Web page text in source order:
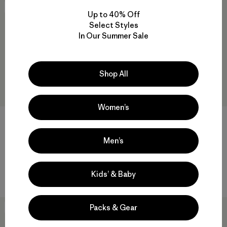
M's Airshed Pro Pullover
Valoración: 4.5 / 5(52Comentarios
)
M's Nano-Air® Ultralight Full-
$ 259
Valoración: 4.3 / 5
Comentarios
New
Up to 40% Off
Select Styles
In Our Summer Sale
Shop All
Women’s
Men’s
Kids’ & Baby
Packs & Gear